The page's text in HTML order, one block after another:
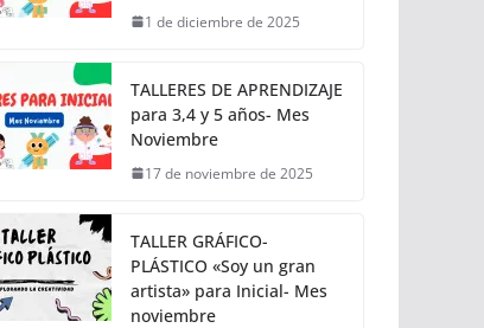
1 de diciembre de 2025
TALLERES DE APRENDIZAJE
para 3,4 y 5 años- Mes
Noviembre
17 de noviembre de 2025
TALLER GRÁFICO-
PLÁSTICO «Soy un gran
artista» para Inicial- Mes
noviembre